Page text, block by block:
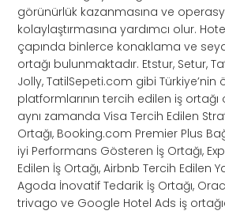
görünürlük kazanmasına ve
kolaylaştırmasına yardımcı olur.
çapında binlerce konaklama ve
ortağı bulunmaktadır. Etstur, Setur,
Jolly, TatilSepeti.com gibi
platformlarının tercih edilen iş ortağı
aynı zamanda Visa Tercih Edilen
Ortağı, Booking.com Premier Plus
iyi Performans Gösteren İş Ortağı,
Edilen İş Ortağı, Airbnb Tercih Edilen
Agoda İnovatif Tedarik İş Ortağı,
trivago ve Google Hotel Ads iş